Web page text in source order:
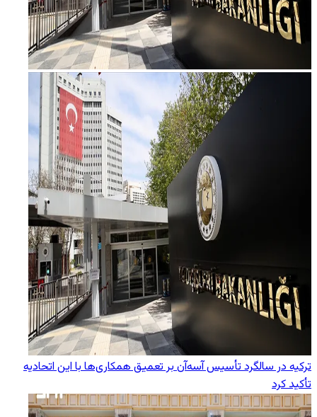
ترکیه در سالگرد تأسیس آسه‌آن بر تعمیق همکاری‌ها با این اتحادیه
تأکید کرد